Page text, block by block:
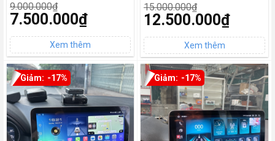
Được
xếp
hạng
0
5
sao
9.000.000₫
Giá
gốc
9.000.000₫.
7.500.000₫
hiện
tại
là:
7.500.000₫.
Được
xếp
hạng
0
5
sao
15.000.000₫
Giá
gốc
15.000.000₫.
12.500.000₫
hiện
tại
là:
12.500.000₫.
-17%
-17%